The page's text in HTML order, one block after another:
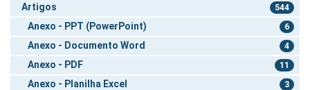
Artigos 544
Anexo - PPT (PowerPoint) 6
Anexo - Documento Word 4
Anexo - PDF 11
Anexo - Planilha Excel 3